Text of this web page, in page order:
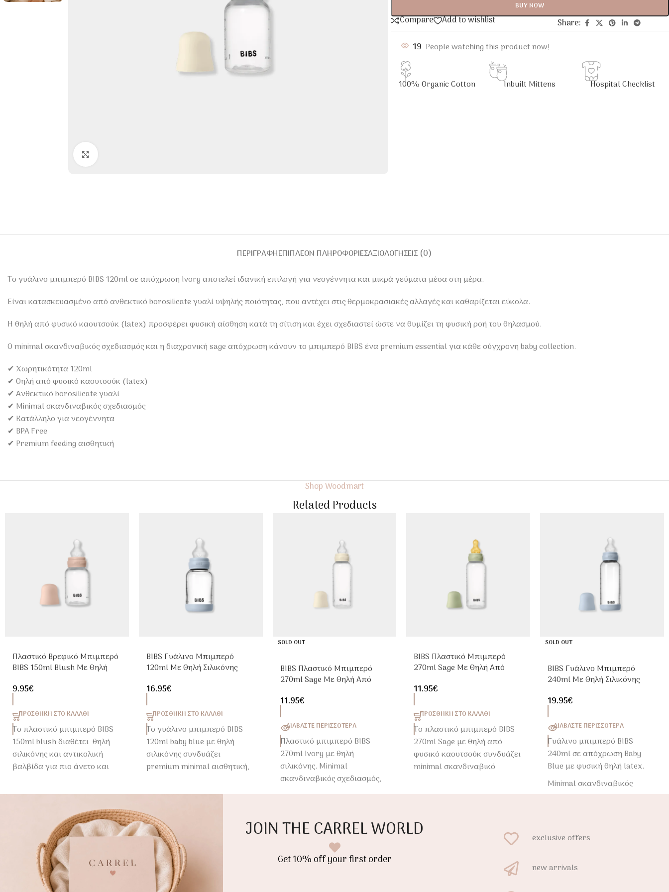
BUY NOW
Compare Add to wishlist
Share:
19 People watching this product now!
100% Organic Cotton Inbuilt Mittens Hospital Checklist
ΠΕΡΙΓΡΑΦΉΕΠΙΠΛΈΟΝ ΠΛΗΡΟΦΟΡΊΕΣΑΞΙΟΛΟΓΉΣΕΙΣ (0)
Το γυάλινο μπιμπερό BIBS 120ml σε απόχρωση Ivory αποτελεί ιδανική επιλογή για νεογέννητα και μικρά γεύματα μέσα στη μέρα.
Είναι κατασκευασμένο από ανθεκτικό borosilicate γυαλί υψηλής ποιότητας, που αντέχει στις θερμοκρασιακές αλλαγές και καθαρίζεται εύκολα.
Η θηλή από φυσικό καουτσούκ (latex) προσφέρει φυσική αίσθηση κατά τη σίτιση και έχει σχεδιαστεί ώστε να θυμίζει τη φυσική ροή του θηλασμού.
Ο minimal σκανδιναβικός σχεδιασμός και η διαχρονική sage απόχρωση κάνουν το μπιμπερό BIBS ένα premium essential για κάθε σύγχρονη baby collection.
✔ Χωρητικότητα 120ml
✔ Θηλή από φυσικό καουτσούκ (latex)
✔ Ανθεκτικό borosilicate γυαλί
✔ Minimal σκανδιναβικός σχεδιασμός
✔ Κατάλληλο για νεογέννητα
✔ BPA Free
✔ Premium feeding αισθητική
Shop Woodmart
Related Products
Πλαστικό Βρεφικό Μπιμπερό
BIBS 150ml Blush Με Θηλή
9.95€
ΠΡΟΣΘΉΚΗ ΣΤΟ ΚΑΛΆΘΙ
Το πλαστικό μπιμπερό BIBS
150ml blush διαθέτει θηλή
σιλικόνης και αντικολική
βαλβίδα για πιο άνετο και
Κατασκευασμένο από
πολυπροπυλένιο (PP),
αποτελεί ιδανική επιλογή
από τις πρώτες ημέρες του
μωρού.
BIBS Γυάλινο Μπιμπερό
120ml Με Θηλή Σιλικόνης
16.95€
ΠΡΟΣΘΉΚΗ ΣΤΟ ΚΑΛΆΘΙ
Το γυάλινο μπιμπερό BIBS
120ml baby blue με θηλή
σιλικόνης συνδυάζει
premium minimal αισθητική,
το καθημερινό feeding του
SOLD OUT
BIBS Πλαστικό Μπιμπερό
270ml Sage Με Θηλή Από
11.95€
ΔΙΑΒΆΣΤΕ ΠΕΡΙΣΣΌΤΕΡΑ
Πλαστικό μπιμπερό BIBS
270ml Ivory με θηλή
σιλικόνης. Minimal
σκανδιναβικός σχεδιασμός,
BIBS Πλαστικό Μπιμπερό
270ml Sage Με Θηλή Από
11.95€
ΠΡΟΣΘΉΚΗ ΣΤΟ ΚΑΛΆΘΙ
Το πλαστικό μπιμπερό BIBS
270ml Sage με θηλή από
φυσικό καουτσούκ συνδυάζει
minimal σκανδιναβικό
SOLD OUT
BIBS Γυάλινο Μπιμπερό
240ml Με Θηλή Σιλικόνης
19.95€
ΔΙΑΒΆΣΤΕ ΠΕΡΙΣΣΌΤΕΡΑ
Γυάλινο μπιμπερό BIBS
240ml σε απόχρωση Baby
Blue με φυσική θηλή latex.
Minimal σκανδιναβικός
χρήση.
JOIN THE CARREL WORLD
Get 10% off your first order
exclusive offers
new arrivals